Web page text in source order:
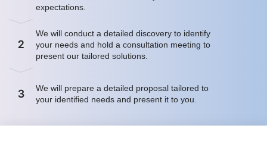
expectations.
2
We will conduct a detailed discovery to identify
your needs and hold a consultation meeting to
present our tailored solutions.
3
We will prepare a detailed proposal tailored to
your identified needs and present it to you.